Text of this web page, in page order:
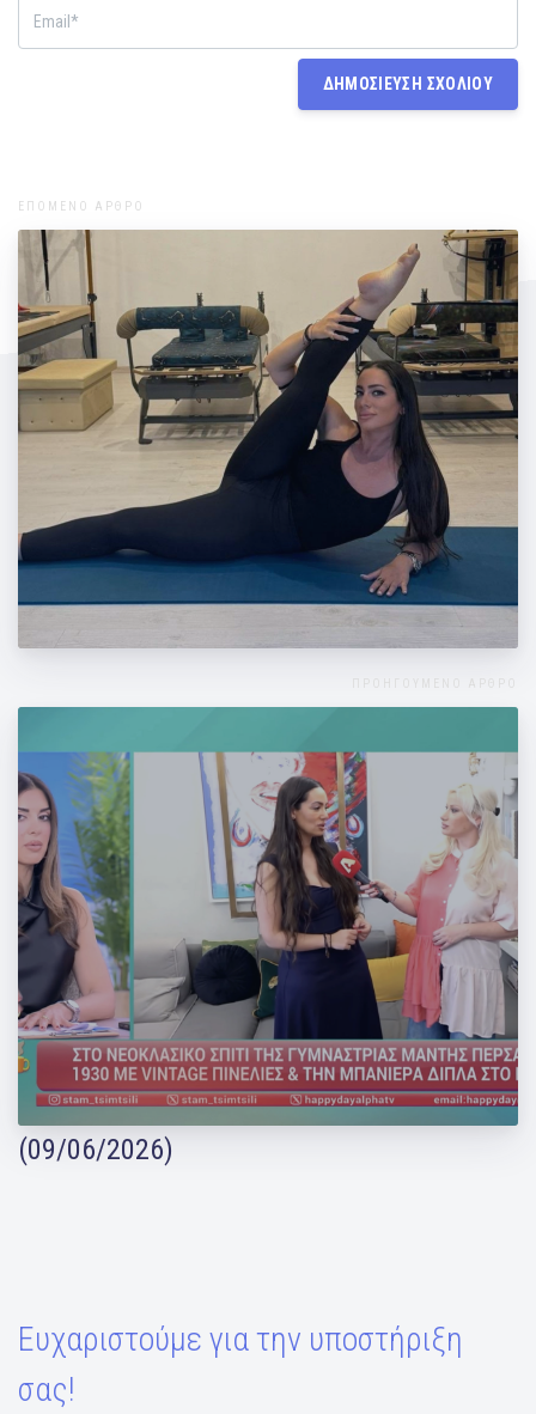
ΕΠΟΜΕΝΟ ΑΡΘΡΟ
Ασκήσεις Ενδυνάμωσης Μυών του Ισχίου
Η Μάντη Περσάκη φιλοξένησε το Happy
Day του Alpha TV στο σπίτι της!
(09/06/2026)
Ευχαριστούμε για την υποστήριξη
σας!